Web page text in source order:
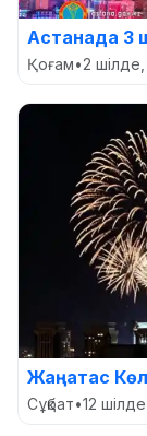
Астанада 3
Қоғам•2
Жаңатас
Сұқбат•12